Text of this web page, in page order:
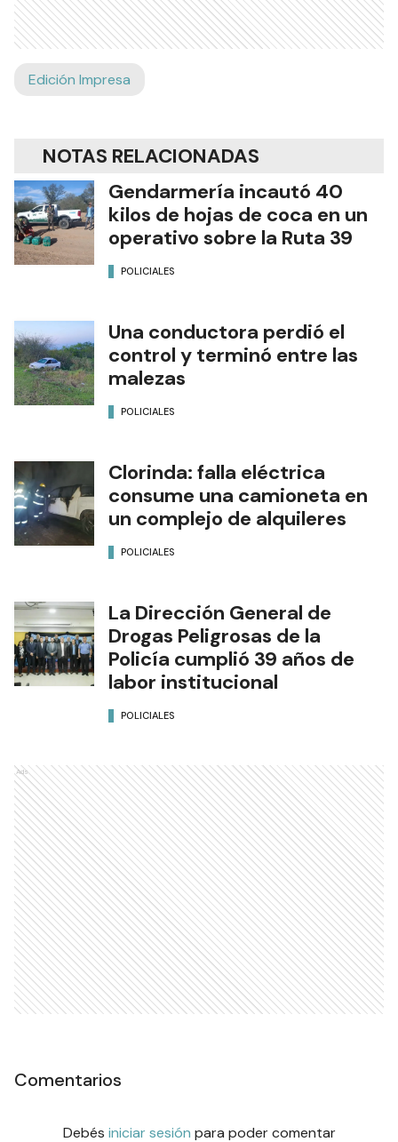
Edición Impresa
NOTAS RELACIONADAS
Gendarmería incautó 40
kilos de hojas de coca en un
operativo sobre la Ruta 39
POLICIALES
Una conductora perdió el
control y terminó entre las
malezas
POLICIALES
Clorinda: falla eléctrica
consume una camioneta en
un complejo de alquileres
POLICIALES
La Dirección General de
Drogas Peligrosas de la
Policía cumplió 39 años de
labor institucional
POLICIALES
Ads
Comentarios
Debés iniciar sesión para poder comentar